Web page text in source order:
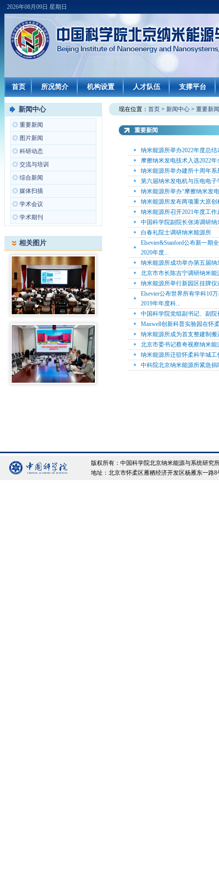
2026年08月09日 星期日
首页 所况简介 机构设置 人才队伍 支撑平台
新闻中心
◎ 重要新闻
◎ 图片新闻
◎ 科研动态
◎ 交流与培训
◎ 综合新闻
◎ 媒体扫描
◎ 学术会议
◎ 学术期刊
相关图片
现在位置： 首页> 新闻中心> 重要新闻
重要新闻
纳米能源所举办2022年度总
摩擦纳米发电技术入选2022
纳米能源所举办建所十周年系
第六届纳米发电机与压电电
纳米能源所举办“摩擦纳米发
纳米能源所发布两项重大原创
纳米能源所召开2021年度工
中国科学院副院长张涛调研纳
白春礼院士调研纳米能源所
Elsevier&Stanford公布新一期
2020年度...
纳米能源所成功举办第五届
北京市市长陈吉宁调研纳米能
纳米能源所举行新园区挂牌仪
Elsevier公布世界所有学科10
2019年年度科...
中国科学院党组副书记、副
Maxwell创新科普实验园在怀
纳米能源所成为首支整建制
北京市委书记蔡奇视察纳米能
纳米能源所迁驻怀柔科学城工
中科院北京纳米能源所紧急
版权所有：中国科学院北京纳米能源与系统研究
地址：北京市怀柔区雁栖经济开发区杨雁东一路8